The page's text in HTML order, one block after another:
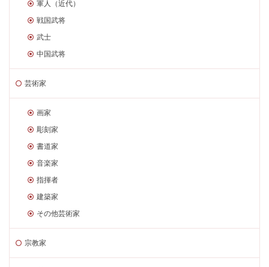
軍人（近代）
戦国武将
武士
中国武将
芸術家
画家
彫刻家
書道家
音楽家
指揮者
建築家
その他芸術家
宗教家